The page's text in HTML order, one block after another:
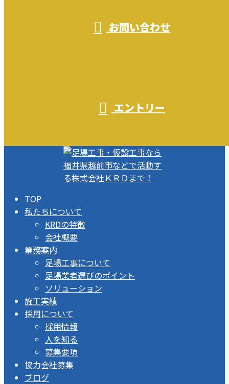
お問い合わせ
エントリー
TOP
私たちについて
KRDの特徴
会社概要
業務案内
足場工事について
足場業者選びのポイント
ソリューション
施工実績
採用について
採用情報
人を知る
募集要項
協力会社募集
ブログ